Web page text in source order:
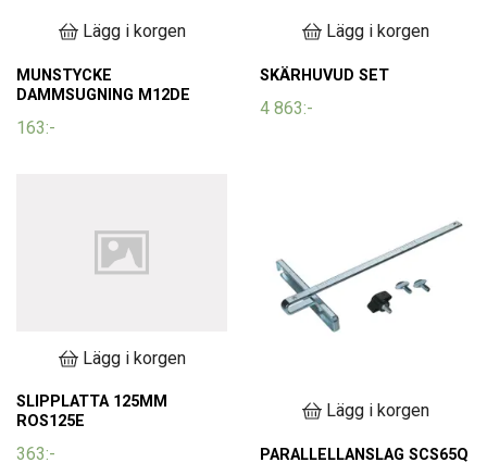
Lägg i korgen
MUNSTYCKE
DAMMSUGNING M12DE
163:-
Lägg i korgen
SKÄRHUVUD SET
4 863:-
Lägg i korgen
SLIPPLATTA 125MM
ROS125E
363:-
Lägg i korgen
PARALLELLANSLAG SCS65Q